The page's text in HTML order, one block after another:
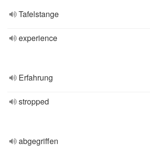
Tafelstange
experience
Erfahrung
stropped
abgegriffen